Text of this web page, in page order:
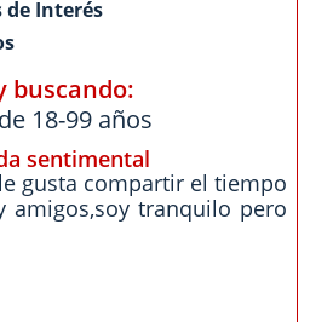
de Interés
buscando:
18-99 años
sentimental
gusta compartir el tiempo
tranquilo pero